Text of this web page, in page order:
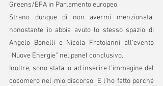
Greens/EFA in Parlamento europeo.
Strano dunque di non avermi menzionata,
nonostante io abbia avuto lo stesso spazio di
Angelo Bonelli e Nicola Fratoianni all’evento
“Nuove Energie” nel panel conclusivo.
Inoltre, sono stata io ad inserire l’immagine del
cocomero nel mio discorso. E l’ho fatto perché